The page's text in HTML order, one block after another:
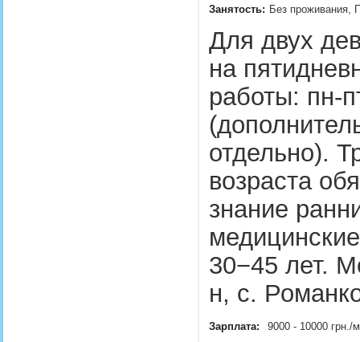
Занятость: Без проживания,
Для двух
на
работы: пн-
отдельно).
возраста
знание
30−45 лет.
н, с.
Зарплата: 9000 - 10000 грн./